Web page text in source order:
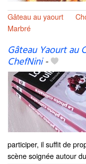
Gâteau au yaourt
Marbré
Gâteau Yaourt au
ChefNini-
participer, il suffit de
scène soignée autour